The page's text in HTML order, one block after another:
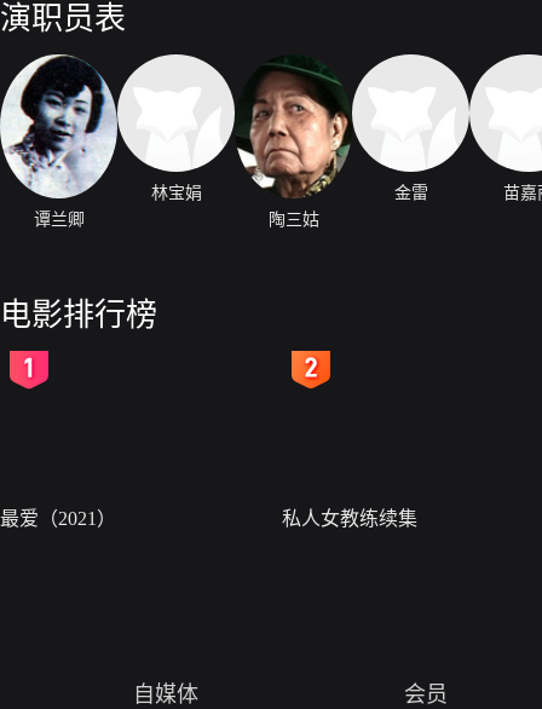
演职员表
谭兰卿
林宝娟
陶三姑
金雷 苗嘉
电影排行榜
最爱（2021） 私人女教练续集
自媒体 会员